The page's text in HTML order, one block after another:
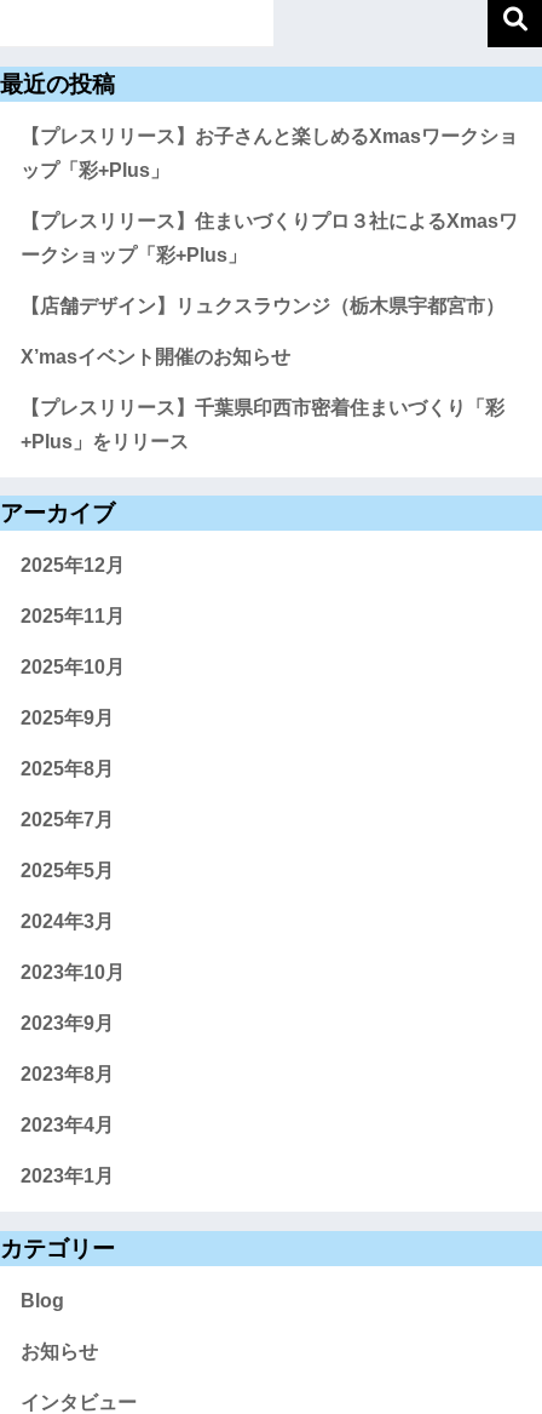
最近の投稿
【プレスリリース】お子さんと楽しめるXmasワークショ
ップ「彩+Plus」
【プレスリリース】住まいづくりプロ３社によるXmasワ
ークショップ「彩+Plus」
【店舗デザイン】リュクスラウンジ（栃木県宇都宮市）
X’masイベント開催のお知らせ
【プレスリリース】千葉県印西市密着住まいづくり「彩
+Plus」をリリース
アーカイブ
2025年12月
2025年11月
2025年10月
2025年9月
2025年8月
2025年7月
2025年5月
2024年3月
2023年10月
2023年9月
2023年8月
2023年4月
2023年1月
カテゴリー
Blog
お知らせ
インタビュー